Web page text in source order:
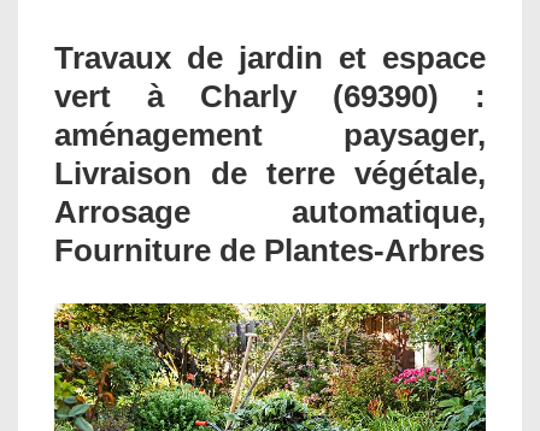
Travaux de jardin et espace
vert à Charly (69390) :
aménagement paysager,
Livraison de terre végétale,
Arrosage automatique,
Fourniture de Plantes-Arbres